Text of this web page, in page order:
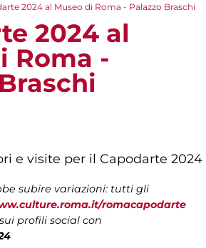
2024 al Museo di Roma - Palazzo Braschi
2024 al
Roma -
e visite per il Capodarte 2024
subire variazioni: tutti gli
romacapodarte
profili social con